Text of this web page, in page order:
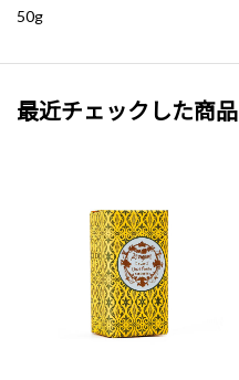
50g
最近チェックした商品